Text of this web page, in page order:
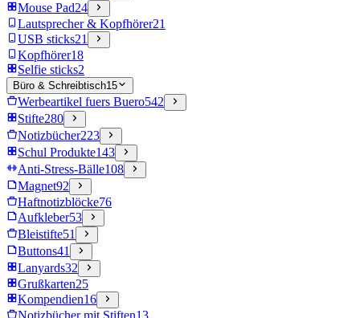
Mouse Pad24
Lautsprecher & Kopfhörer21
USB sticks21
Kopfhörer18
Selfie sticks2
Büro & Schreibtisch15
Werbeartikel fuers Buero542
Stifte280
Notizbücher223
Schul Produkte143
Anti-Stress-Bälle108
Magnet92
Haftnotizblöcke76
Aufkleber53
Bleistifte51
Buttons41
Lanyards32
Grußkarten25
Kompendien16
Notizbücher mit Stiften13